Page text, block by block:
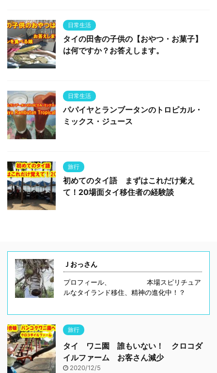
日常生活
タイの田舎の子供の【おやつ・お菓子】
は何ですか？お答えします。
日常生活
パパイヤとランブータンのトロピカル・
ミックス・ジュース
旅行
初めてのタイ語 まずはこれだけ覚え
て！20場面タイ移住者の経験談
Ｊおっさん
プロフィール、 本場スピリチュア
ルなタイランド移住、精神の進化中！？
旅行
タイ ワニ園 誰もいない！ クロコダ
イルファーム お客さん減少
2020/12/5